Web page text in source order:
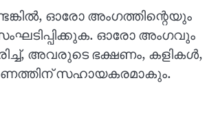
ഓരോ അംഗത്തിന്റെയും
ഓരോ അംഗവും
അവരുടെ ഭക്ഷണം, കളികൾ,
സഹായകരമാകും.